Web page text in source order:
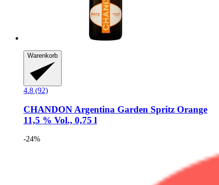
Warenkorb
4.8 (92)
CHANDON Argentina Garden Spritz Orange
11,5 % Vol., 0,75 l
-24%